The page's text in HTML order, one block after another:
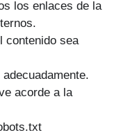
los enlaces de la
contenido sea
acorde a la